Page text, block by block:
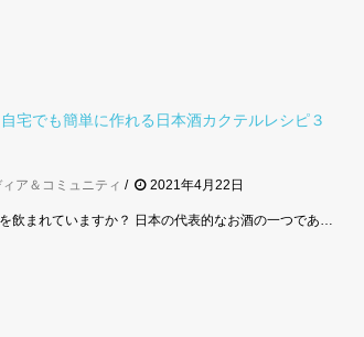
宅でも簡単に作れる日本酒カクテルレシピ３
ア＆コミュニティ 2021年4月22日
飲まれていますか？ 日本の代表的なお酒の一つであ…